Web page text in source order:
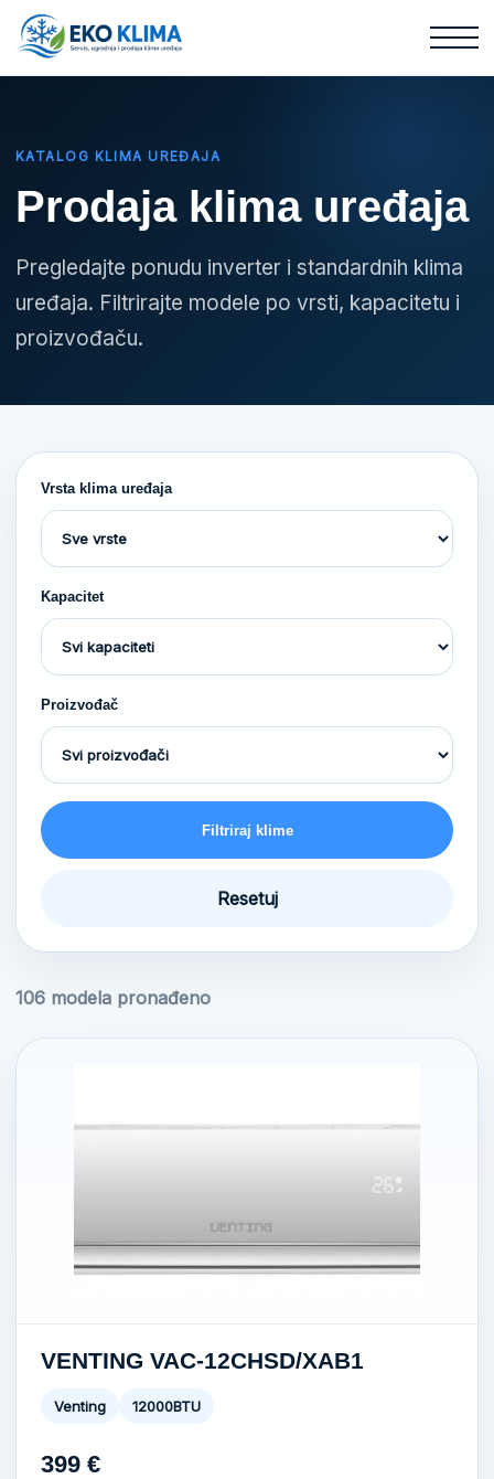
KATALOG KLIMA UREĐAJA
Prodaja klima uređaja
Pregledajte ponudu inverter i standardnih klima
uređaja. Filtrirajte modele po vrsti, kapacitetu i
proizvođaču.
Vrsta klima uređaja
Kapacitet
Proizvođač
Filtriraj klime
Resetuj
106 modela pronađeno
VENTING VAC-12CHSD/XAB1
Venting 12000BTU
399 €